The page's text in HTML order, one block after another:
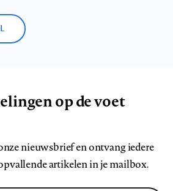
op de voet
nieuwsbrief en ontvang iedere
artikelen in je mailbox.